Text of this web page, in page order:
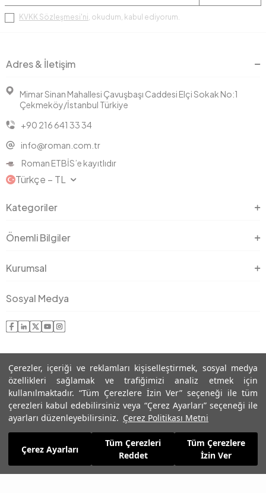
Çerezler, içeriği ve reklamları kişiselleştirmek, sosyal medya
özellikleri sağlamak ve trafiğimizi analiz etmek için
kullanılmaktadır. “Tüm Çerezlere İzin Ver” seçeneği ile tüm
çerezleri kabul edebilirsiniz veya “Çerez Ayarları” seçeneği ile
ayarları düzenleyebilirsiniz. Çerez Politikası Metni
Çerez Ayarları
Tüm Çerezleri
Reddet
Tüm Çerezlere
İzin Ver
KVKK Sözleşmesi'ni, okudum, kabul ediyorum.
Adres & İletişim
Mimar Sinan Mahallesi Çavuşbaşı Caddesi Elçi Sokak No:1
Çekmeköy/İstanbul Türkiye
+90 216 641 33 34
info@roman.com.tr
Roman ETBİS’e kayıtlıdır
Türkçe − TL
Kategoriler
Önemli Bilgiler
Kurumsal
Sosyal Medya
© 2025 Roman® Tüm Hakları Saklıdır, İzinsiz kullanılamaz